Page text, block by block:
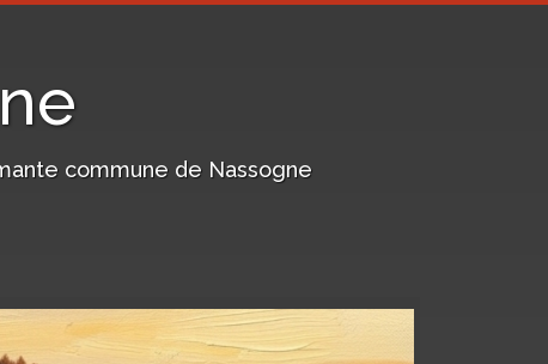
commune de Nassogne